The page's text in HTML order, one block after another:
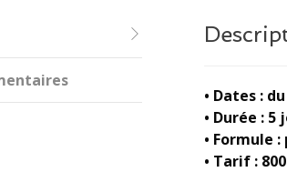
• Dates :
• Durée :
• Formule
• Tarif :